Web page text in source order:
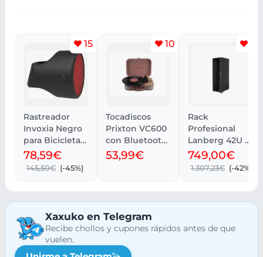
15
Rastreador
Invoxia Negro
para Bicicletas
GPS
78,59€
145,50€ (-45%)
10
Tocadiscos
Prixton VC600
con Bluetooth
y altavoces
estéreo
53,99€
Rack
Profesional
Lanberg 42U -
800 kg,
Ventilación y
Cristal
749,00€
1.307,23€ (-42%)
Xaxuko en Telegram
Recibe chollos y cupones rápidos antes de que
vuelen.